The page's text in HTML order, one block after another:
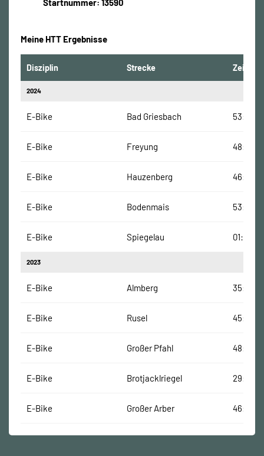
Startnummer: 13590
Meine HTT Ergebnisse
Disziplin Strecke Zeit
2024
E-Bike Bad Griesbach 53:56
E-Bike Freyung 48:41
E-Bike Hauzenberg 46:00
E-Bike Bodenmais 53:00
E-Bike Spiegelau
2023
E-Bike Almberg 35:00
E-Bike Rusel 45:58
E-Bike Großer Pfahl 48:06
E-Bike Brotjacklriegel 29:00
E-Bike Großer Arber 46:00